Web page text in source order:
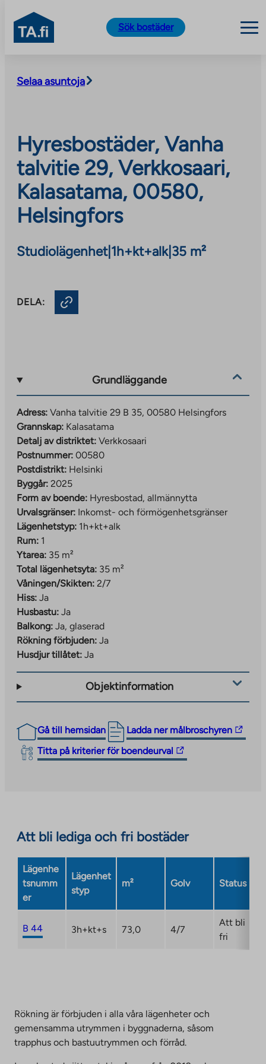
content
TA.fi
Sök bostäder
Selaa asuntoja
Hyresbostäder, Vanha
talvitie 29, Verkkosaari,
Kalasatama, 00580,
Helsingfors
Studiolägenhet| 1h+kt+alk| 35 m²
DELA:
Grundläggande
Adress: Vanha talvitie 29 B 35, 00580 Helsingfors
Grannskap: Kalasatama
Detalj av distriktet: Verkkosaari
Postnummer: 00580
Postdistrikt: Helsinki
Byggår: 2025
Form av boende: Hyresbostad, allmännytta
Urvalsgränser: Inkomst- och förmögenhetsgränser
Lägenhetstyp: 1h+kt+alk
Rum: 1
Ytarea: 35 m²
Total lägenhetsyta: 35 m²
Våningen/Skikten: 2/7
Hiss: Ja
Husbastu: Ja
Balkong: Ja, glaserad
Rökning förbjuden: Ja
Husdjur tillåtet: Ja
Objektinformation
Gå till hemsidan Ladda ner målbroschyren
The
link
takes
site.
Link
opens
a
Titta på kriterier för boendeurval
The
link
external
Link
opens
a
tab
Att bli lediga och fri bostäder
Lägenhe
tsnumm
er
Lägenhet
styp
m² Golv Status
B 44 3h+kt+s 73,0 4/7
Att bli
fri
Rökning är förbjuden i alla våra lägenheter och
gemensamma utrymmen i byggnaderna, såsom
trapphus och bastuutrymmen och förråd.